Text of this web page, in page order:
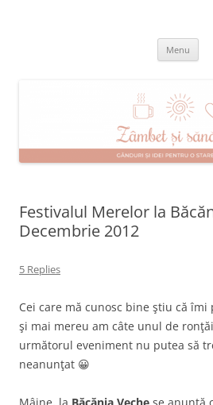
Menu
Festivalul Merelor la
Decembrie 2012
5 Replies
Cei care mă cunosc bine ştiu că îmi
şi mai mereu am câte unul de
următorul eveniment nu putea să
neanunţat 😀